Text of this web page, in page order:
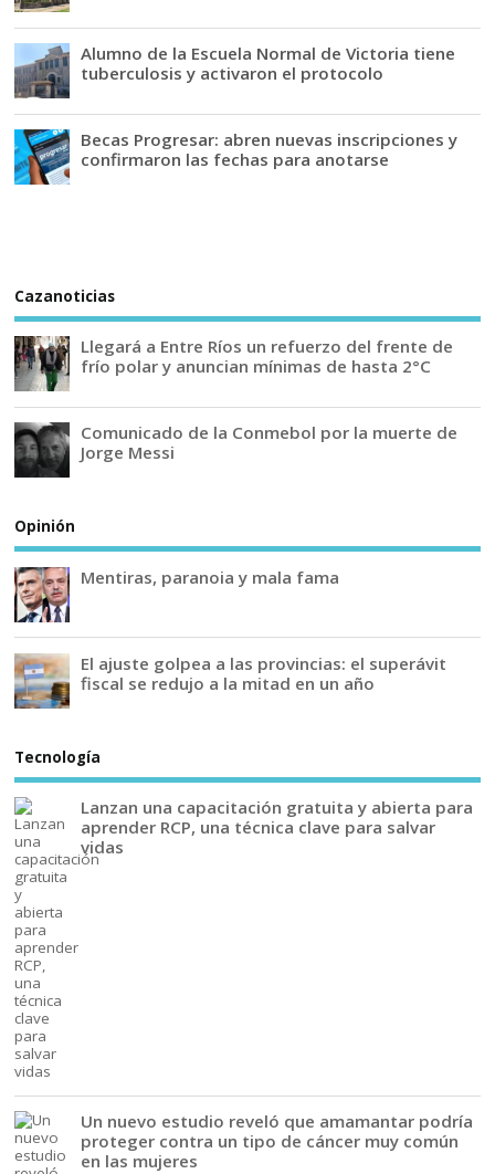
Alumno de la Escuela Normal de Victoria tiene
tuberculosis y activaron el protocolo
Becas Progresar: abren nuevas inscripciones y
confirmaron las fechas para anotarse
Cazanoticias
Llegará a Entre Ríos un refuerzo del frente de
frío polar y anuncian mínimas de hasta 2°C
Comunicado de la Conmebol por la muerte de
Jorge Messi
Opinión
Mentiras, paranoia y mala fama
El ajuste golpea a las provincias: el superávit
fiscal se redujo a la mitad en un año
Tecnología
Lanzan una capacitación gratuita y abierta para
aprender RCP, una técnica clave para salvar
vidas
Un nuevo estudio reveló que amamantar podría
proteger contra un tipo de cáncer muy común
en las mujeres